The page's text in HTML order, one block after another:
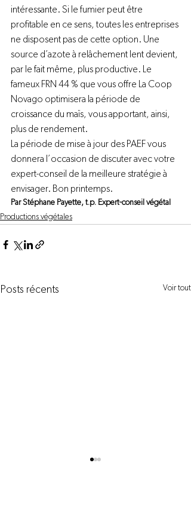
intéressante. Si le fumier peut être
profitable en ce sens, toutes les entreprises
ne disposent pas de cette option. Une
source d’azote à relâchement lent devient,
par le fait même, plus productive. Le
fameux FRN 44 % que vous offre
La Coop
Novago optimisera la période de
croissance du maïs, vous apportant, ainsi,
plus de rendement.
La période de mise à jour des PAEF vous
donnera l’occasion de discuter avec votre
expert-conseil de la meilleure stratégie à
envisager. Bon printemps.
Par Stéphane Payette, t.p. Expert-conseil végétal
Productions végétales
Posts récents Voir tout